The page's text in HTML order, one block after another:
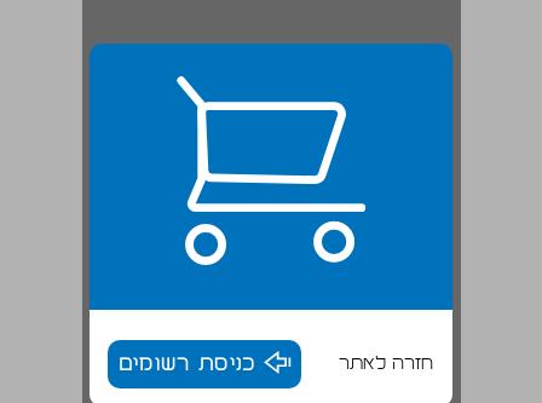
חזרה לאתר כניסת רשומים